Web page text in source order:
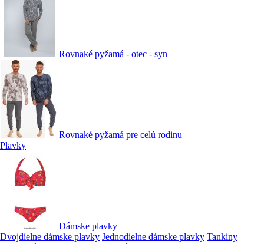
Rovnaké pyžamá - otec - syn
Rovnaké pyžamá pre celú rodinu
Plavky
Dámske plavky
Dvojdielne dámske plavky Jednodielne dámske plavky Tankiny